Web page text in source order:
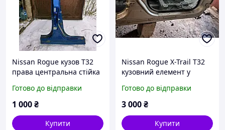
Nissan Rogue кузов Т32
права центральна стійка
Готово до відправки
1 000₴
Купити
Nissan Rogue X-Trail T32
кузовний елемент у
поріг, центральна стійка,
передній п'ятак, чобіток)
Готово до відправки
3 000₴
Купити